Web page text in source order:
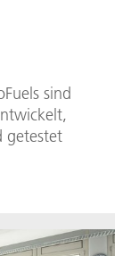
sind
getestet